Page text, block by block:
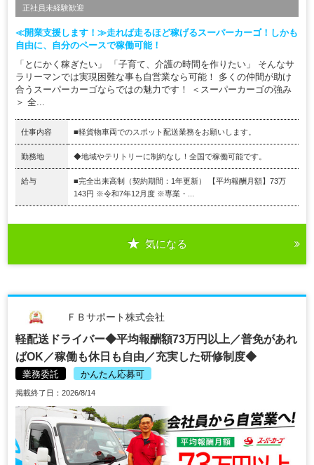
正社員未経験歓迎
≪開業支援します！≫走れば走るほど稼げるスーパーカーゴ！しかも
自由に、自分のペースで稼働可能！
「とにかく稼ぎたい」 「子育て、介護の時間を作りたい」 そんなサ
ラリーマンでは実現困難な事も自営業なら可能！ 多くの仲間が助け
合うスーパーカーゴならではの魅力です！ ＜スーパーカーゴの強み
＞ 全...
仕事内容 ■軽貨物車両でのスポット配送業務をお願いします。
勤務地 ◆地域やテリトリーに制約なし！全国で稼働可能です。
給与
■完全出来高制（契約期間：1年更新） 【平均報酬月額】73万
143円 ※令和7年12月度 ※専業・...
気になる
ＦＢサポート株式会社
軽配送ドライバー◆平均報酬額73万円以上／普免があれ
ばOK／稼働も休日も自由／充実した研修制度◆
業務委託 かんたん応募可
掲載終了日：2026/8/14